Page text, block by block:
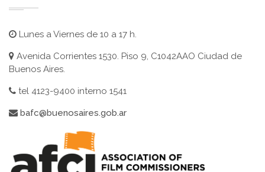
Lunes a Viernes de 10 a 17 h.
Avenida Corrientes 1530. Piso 9, C1042AAO Ciudad de
Buenos Aires.
tel 4123-9400 interno 1541
bafc@buenosaires.gob.ar